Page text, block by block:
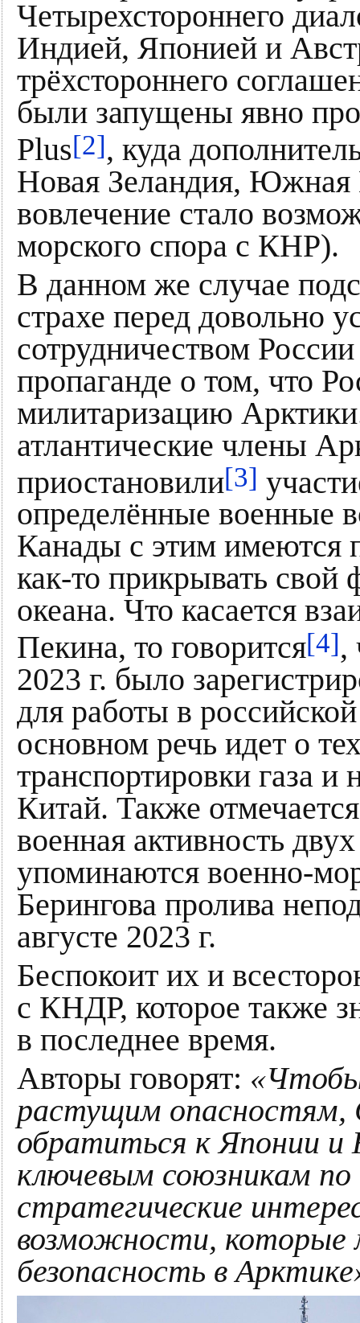
Четырехстороннего
Индией, Японией и
трёхстороннего
были запущены явно
Plus[2], куда
Новая Зеландия, Южная
вовлечение стало
морского спора с КНР).
В данном же случае
страхе перед довольно
сотрудничеством
пропаганде о том, что
милитаризацию
атлантические члены
приостановили[3]
определённые
Канады с этим имеются
как-то прикрывать свой
океана. Что касается
Пекина, то говорится[4],
2023 г. было
для работы в
основном речь идет о
транспортировки газа
Китай. Также
военная активность
упоминаются военно-
Берингова пролива
августе 2023 г.
Беспокоит их и
с КНДР, которое также
в последнее время.
Авторы говорят:
растущим
обратиться к Японии
ключевым союзникам
стратегические
возможности, которые
безопасность в